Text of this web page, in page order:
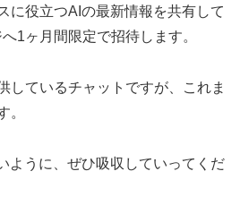
に役立つAIの最新情報を共有して
1ヶ月間限定で招待します。
しているチャットですが、これま
。
ように、ぜひ吸収していってくだ